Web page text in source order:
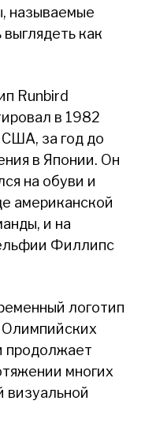
называемые
как
Runbird
в 1982
США, за год до
в Японии. Он
на обуви и
американской
и на
Филлипс
логотип
Олимпийских
продолжает
многих
визуальной